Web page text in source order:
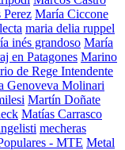
Perez María Ciccone
maria delia ruppel
inés grandoso María
en Patagones Marino
de Rege Intendente
Genoveva Molinari
Martín Doñate
Matías Carrasco
mecheras
- MTE Metal